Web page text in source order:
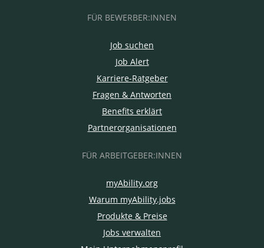
FÜR BEWERBER:INNEN
Job suchen
Job Alert
Karriere-Ratgeber
Fragen & Antworten
Benefits erklärt
Partnerorganisationen
FÜR ARBEITGEBER:INNEN
myAbility.org
Warum myAbility.jobs
Produkte & Preise
Jobs verwalten